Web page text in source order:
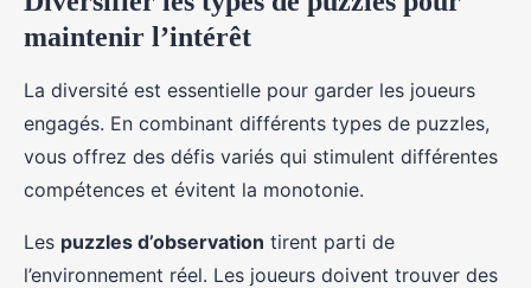
maintenir l’intérêt
La diversité est essentielle pour garder les joueurs
engagés. En combinant différents types de puzzles,
vous offrez des défis variés qui stimulent différentes
compétences et évitent la monotonie.
Les puzzles d’observation tirent parti de
l’environnement réel. Les joueurs doivent trouver des